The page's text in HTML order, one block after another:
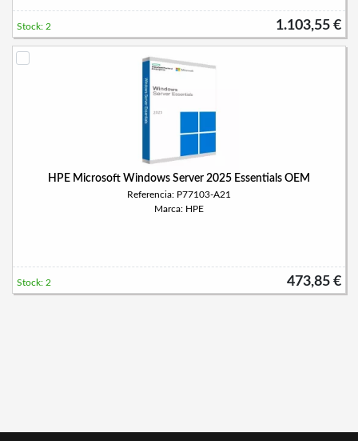
1.103,55 €
Stock: 2
HPE Microsoft Windows Server 2025 Essentials OEM
Referencia: P77103-A21
Marca: HPE
473,85 €
Stock: 2